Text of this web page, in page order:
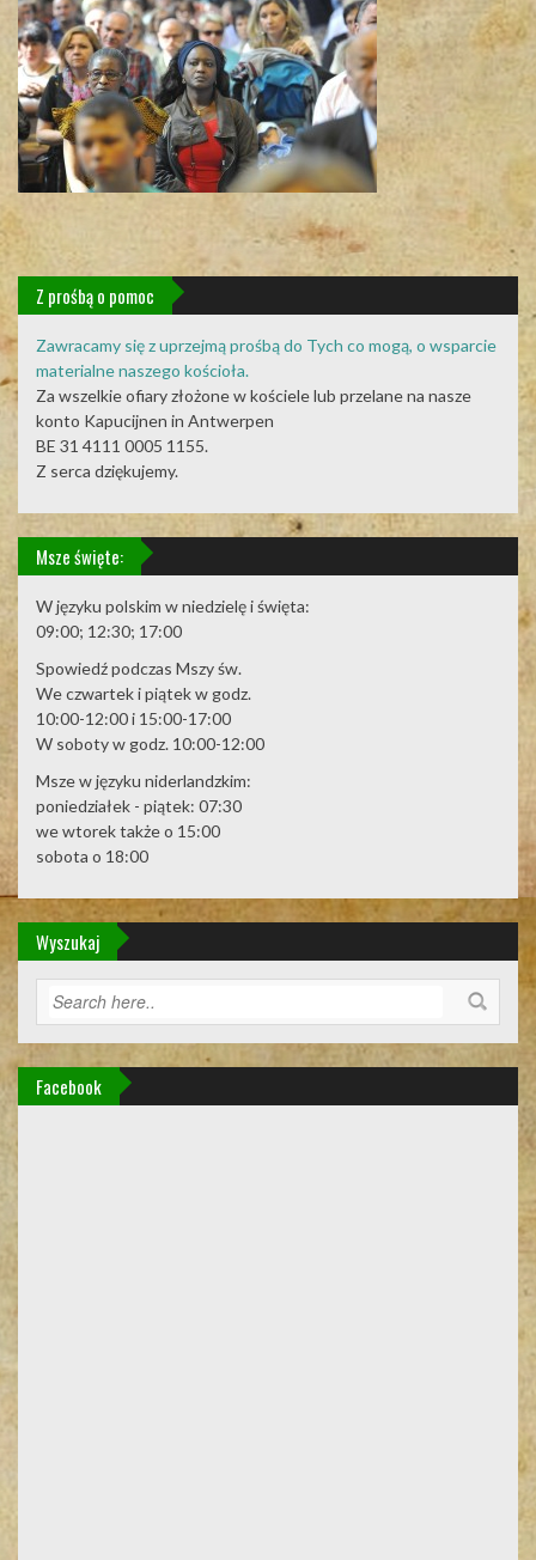
Z prośbą o pomoc
Zawracamy się z uprzejmą prośbą do Tych co mogą, o wsparcie
materialne naszego kościoła.
Za wszelkie ofiary złożone w kościele lub przelane na nasze
konto Kapucijnen in Antwerpen
BE 31 4111 0005 1155.
Z serca dziękujemy.
Msze święte:
W języku polskim w niedzielę i święta:
09:00; 12:30; 17:00
Spowiedź podczas Mszy św.
We czwartek i piątek w godz.
10:00-12:00 i 15:00-17:00
W soboty w godz. 10:00-12:00
Msze w języku niderlandzkim:
poniedziałek - piątek: 07:30
we wtorek także o 15:00
sobota o 18:00
Wyszukaj
Facebook